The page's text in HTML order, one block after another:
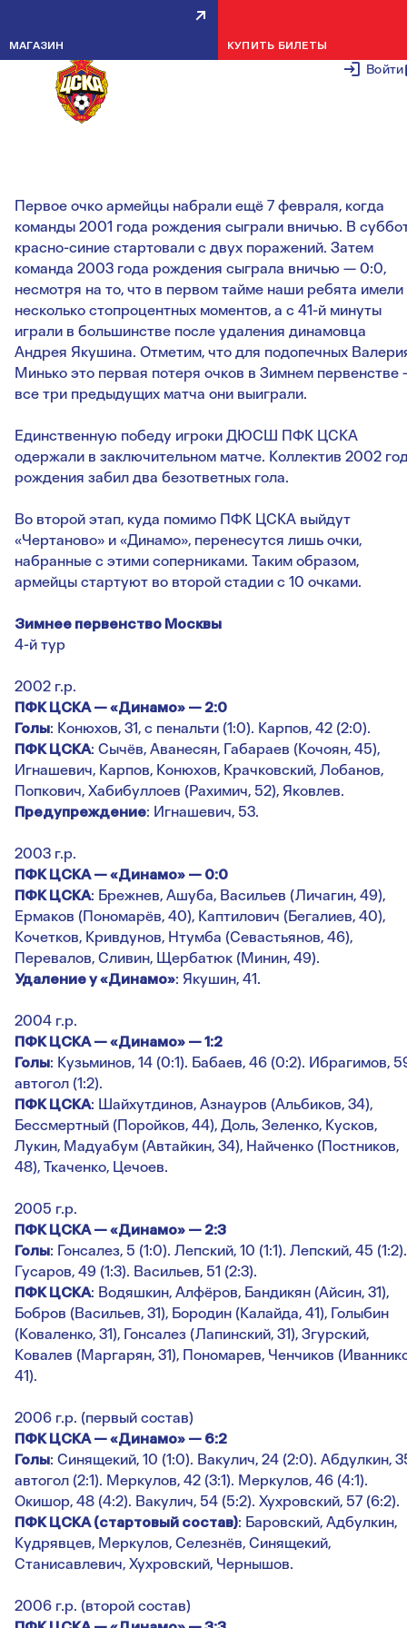
Войти
МАГАЗИН КУПИТЬ БИЛЕТЫ
КРАСНО-СИНИЕ ВЫЙДУТ ВО
ВТОРОЙ ЭТАП ЗИМНЕГО
ПЕРВЕНСТВА С 10 ОЧКАМИ
Первое очко армейцы набрали ещё 7 февраля, когда
команды 2001 года рождения сыграли вничью. В
красно-синие стартовали с двух поражений. Затем
команда 2003 года рождения сыграла вничью — 0:0,
несмотря на то, что в первом тайме наши ребята имели
несколько стопроцентных моментов, а с 41-й минуты
играли в большинстве после удаления динамовца
Андрея Якушина. Отметим, что для подопечных
Минько это первая потеря очков в Зимнем первенстве
все три предыдущих матча они выиграли.
Единственную победу игроки ДЮСШ ПФК ЦСКА
одержали в заключительном матче. Коллектив 2002
рождения забил два безответных гола.
Во второй этап, куда помимо ПФК ЦСКА выйдут
«Чертаново» и «Динамо», перенесутся лишь очки,
набранные с этими соперниками. Таким образом,
армейцы стартуют во второй стадии с 10 очками.
Зимнее первенство Москвы
4-й тур
2002 г.р.
ПФК ЦСКА — «Динамо» — 2:0
Голы: Конюхов, 31, с пенальти (1:0). Карпов, 42 (2:0).
ПФК ЦСКА: Сычёв, Аванесян, Габараев (Кочоян, 45),
Игнашевич, Карпов, Конюхов, Крачковский, Лобанов,
Попкович, Хабибуллоев (Рахимич, 52), Яковлев.
Предупреждение: Игнашевич, 53.
2003 г.р.
ПФК ЦСКА — «Динамо» — 0:0
ПФК ЦСКА: Брежнев, Ашуба, Васильев (Личагин, 49),
Ермаков (Пономарёв, 40), Каптилович (Бегалиев, 40),
Кочетков, Кривдунов, Нтумба (Севастьянов, 46),
Перевалов, Сливин, Щербатюк (Минин, 49).
Удаление у «Динамо»: Якушин, 41.
2004 г.р.
ПФК ЦСКА — «Динамо» — 1:2
Голы: Кузьминов, 14 (0:1). Бабаев, 46 (0:2). Ибрагимов,
автогол (1:2).
ПФК ЦСКА: Шайхутдинов, Азнауров (Альбиков, 34),
Бессмертный (Поройков, 44), Доль, Зеленко, Кусков,
Лукин, Мадуабум (Автайкин, 34), Найченко (Постников,
48), Ткаченко, Цечоев.
2005 г.р.
ПФК ЦСКА — «Динамо» — 2:3
Голы: Гонсалез, 5 (1:0). Лепский, 10 (1:1). Лепский, 45 (1:2).
Гусаров, 49 (1:3). Васильев, 51 (2:3).
ПФК ЦСКА: Водяшкин, Алфёров, Бандикян (Айсин, 31),
Бобров (Васильев, 31), Бородин (Калайда, 41), Голыбин
(Коваленко, 31), Гонсалез (Лапинский, 31), Згурский,
Ковалев (Маргарян, 31), Пономарев, Ченчиков
41).
2006 г.р. (первый состав)
ПФК ЦСКА — «Динамо» — 6:2
Голы: Синящекий, 10 (1:0). Вакулич, 24 (2:0). Абдулкин,
автогол (2:1). Меркулов, 42 (3:1). Меркулов, 46 (4:1).
Окишор, 48 (4:2). Вакулич, 54 (5:2). Хухровский, 57 (6:2).
ПФК ЦСКА (стартовый состав): Баровский, Адбулкин,
Кудрявцев, Меркулов, Селезнёв, Синящекий,
Станисавлевич, Хухровский, Чернышов.
2006 г.р. (второй состав)